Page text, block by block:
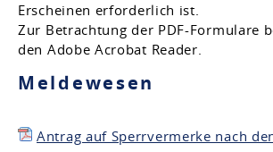
Erscheinen erforderlich ist.
Zur Betrachtung der PDF-Formulare
den Adobe Acrobat Reader.
Meldewesen
Antrag auf Sperrvermerke nach